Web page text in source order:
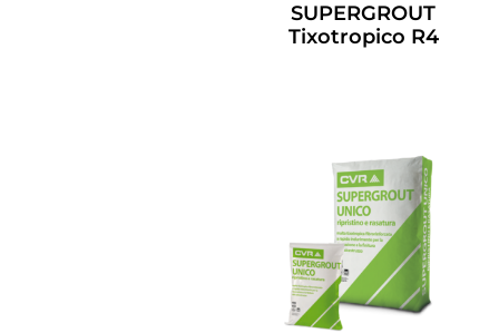
SUPERGROUT
Tixotropico R4